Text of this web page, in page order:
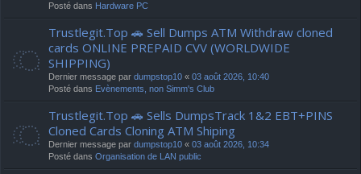
Posté dans Hardware PC
Trustlegit.Top 🚗 Sell Dumps ATM Withdraw cloned
cards ONLINE PREPAID CVV (WORLDWIDE
SHIPPING)
Dernier message par dumpstop10 « 03 août 2026, 10:40
Posté dans Evènements, non Simm's Club
Trustlegit.Top 🚗 Sells DumpsTrack 1&2 EBT+PINS
Cloned Cards Cloning ATM Shiping
Dernier message par dumpstop10 « 03 août 2026, 10:34
Posté dans Organisation de LAN public